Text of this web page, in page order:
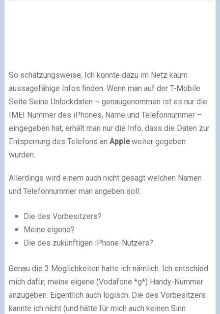
So schätzungsweise. Ich konnte dazu im Netz kaum
aussagefähige Infos finden. Wenn man auf der T-Mobile
Seite Seine Unlockdaten – genaugenommen ist es nur die
IMEI Nummer des iPhones, Name und Telefonnummer –
eingegeben hat, erhält man nur die Info, dass die Daten zur
Entsperrung des Telefons an Appleweiter gegeben
wurden.
Allerdings wird einem auch nicht gesagt welchen Namen
und Telefonnummer man angeben soll:
Die des Vorbesitzers?
Meine eigene?
Die des zukünftigen iPhone-Nutzers?
Genau die 3 Möglichkeiten hatte ich nämlich. Ich entschied
mich dafür, meine eigene (Vodafone *g*) Handy-Nummer
anzugeben. Eigentlich auch logisch. Die des Vorbesitzers
kannte ich nicht (und hätte für mich auch keinen Sinn